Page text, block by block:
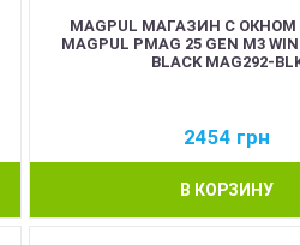
MAGPUL МАГАЗИН С ОКНОМ
MAGPUL PMAG 25 GEN M3
BLACK MAG292-
2454 грн
В КОРЗИНУ